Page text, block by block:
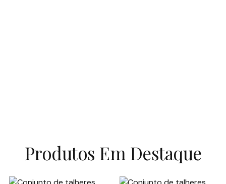
Produtos Em Destaque